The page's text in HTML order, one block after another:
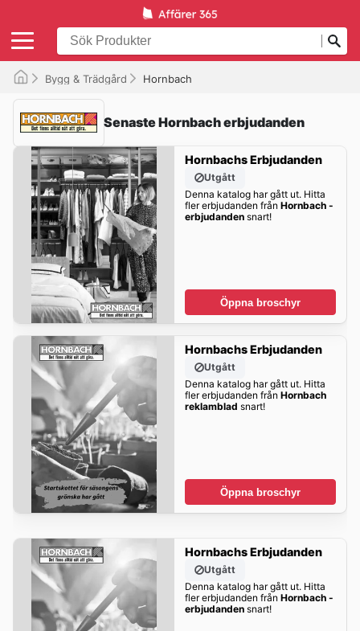
Bygg & Trädgård Hornbach
Senaste Hornbach erbjudanden
Hornbachs Erbjudanden
Utgått
Denna katalog har gått ut. Hitta
fler erbjudanden från Hornbach -
erbjudandensnart!
Öppna broschyr
Hornbachs Erbjudanden
Utgått
Denna katalog har gått ut. Hitta
fler erbjudanden från Hornbach
reklamblad snart!
Öppna broschyr
Hornbachs Erbjudanden
Utgått
Denna katalog har gått ut. Hitta
fler erbjudanden från Hornbach -
erbjudandensnart!